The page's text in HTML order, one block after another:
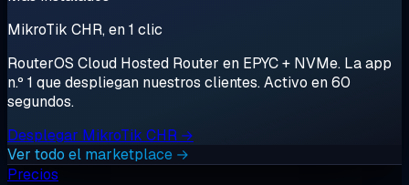
MikroTik CHR, en 1 clic
RouterOS Cloud Hosted Router en EPYC + NVMe. La app
n.º 1 que despliegan nuestros clientes. Activo en 60
segundos.
Desplegar MikroTik CHR →
Ver todo el marketplace →
Precios